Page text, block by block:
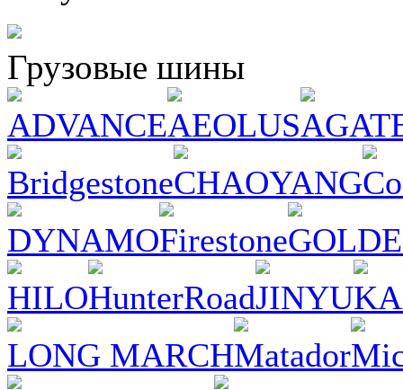
Грузовые шины
ADVANCEAEOLUS
BridgestoneCHAOYANG
DYNAMOFirestone
HILOHunterRoadJINYU
LONG MARCHMatador